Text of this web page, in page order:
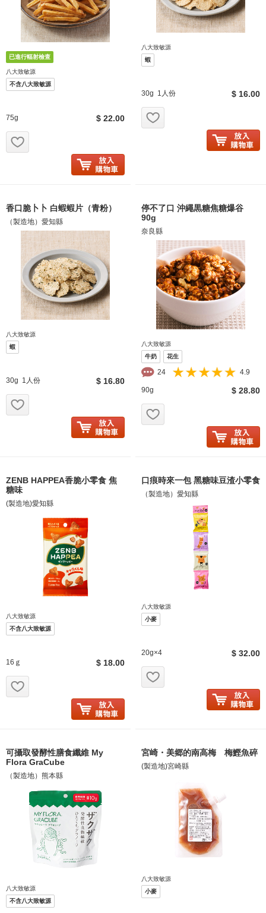
八大致敏源
不含八大致敏源
75g $ 22.00
八大致敏源
蝦
30g 1人份 $ 16.00
香口脆卜卜 白蝦蝦片（青粉）
（製造地）愛知縣
八大致敏源
蝦
30g 1人份 $ 16.80
停不了口 沖繩黒糖焦糖爆谷
90g
奈良縣
八大致敏源
牛奶
花生
24 4.9
90g $ 28.80
ZENB HAPPEA香脆小零食 焦
糖味
(製造地)愛知縣
八大致敏源
不含八大致敏源
16ｇ $ 18.00
口痕時來一包 黑糖味豆渣小零食
（製造地）愛知縣
八大致敏源
小麥
20g×4 $ 32.00
可攝取發酵性膳食纖維 My
Flora GraCube
（製造地）熊本縣
八大致敏源
不含八大致敏源
宮崎・美郷的南高梅 梅鰹魚碎
(製造地)宮崎縣
八大致敏源
小麥